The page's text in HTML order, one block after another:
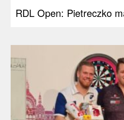
RDL Open: Pietreczko